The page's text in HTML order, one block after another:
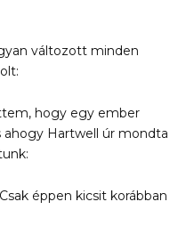
változott minden
hogy egy ember
ahogy Hartwell úr mondta
éppen kicsit korábban